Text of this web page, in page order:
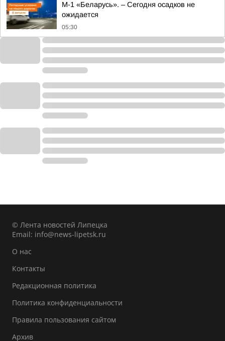
М-1 «Беларусь». – Сегодня осадков не
ожидается
05:30
© Лента новостей Липецка
Email: info@news-lipetsk.ru
О нас
Контакты
Редакционная политика
Политика конфиденциальности
Правила пользования сайтом
Архив